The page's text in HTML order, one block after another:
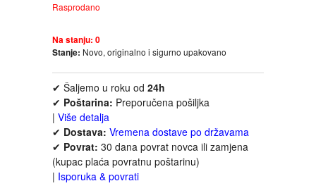
ISTORIJSKI
KLASICI
KNJIGE ZA DECU
KOMEDIJA
KRIMINALISTIČKI
Rasprodano
Na stanju: 0
Stanje: Novo, originalno i sigurno upakovano
✔ Šaljemo u roku od 24h
✔ Poštarina: Preporučena pošiljka
| Više detalja
✔ Dostava: Vremena dostave po državama
✔ Povrat: 30 dana povrat novca ili zamjena
(kupac plaća povratnu poštarinu)
| Isporuka & povrati